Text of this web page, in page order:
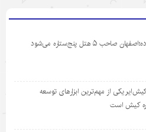
صاحب ۵ هتل پنج‌ستاره می‌شود
یکی از مهم‌ترین ابزارهای توسعه
کیش است